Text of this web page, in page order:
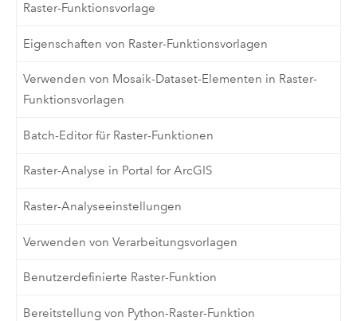
Raster-Funktionsvorlage
Eigenschaften von Raster-Funktionsvorlagen
Verwenden von Mosaik-Dataset-Elementen in Raster-
Funktionsvorlagen
Batch-Editor für Raster-Funktionen
Raster-Analyse in Portal for ArcGIS
Raster-Analyseeinstellungen
Verwenden von Verarbeitungsvorlagen
Benutzerdefinierte Raster-Funktion
Bereitstellung von Python-Raster-Funktion